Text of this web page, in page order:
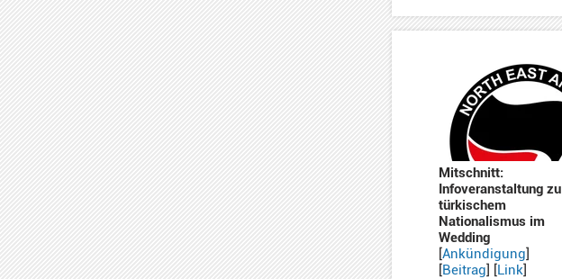
Mitschnitt:
Infoveranstaltung zu
türkischem
Nationalismus im
Wedding
[Ankündigung]
[Beitrag] [Link]